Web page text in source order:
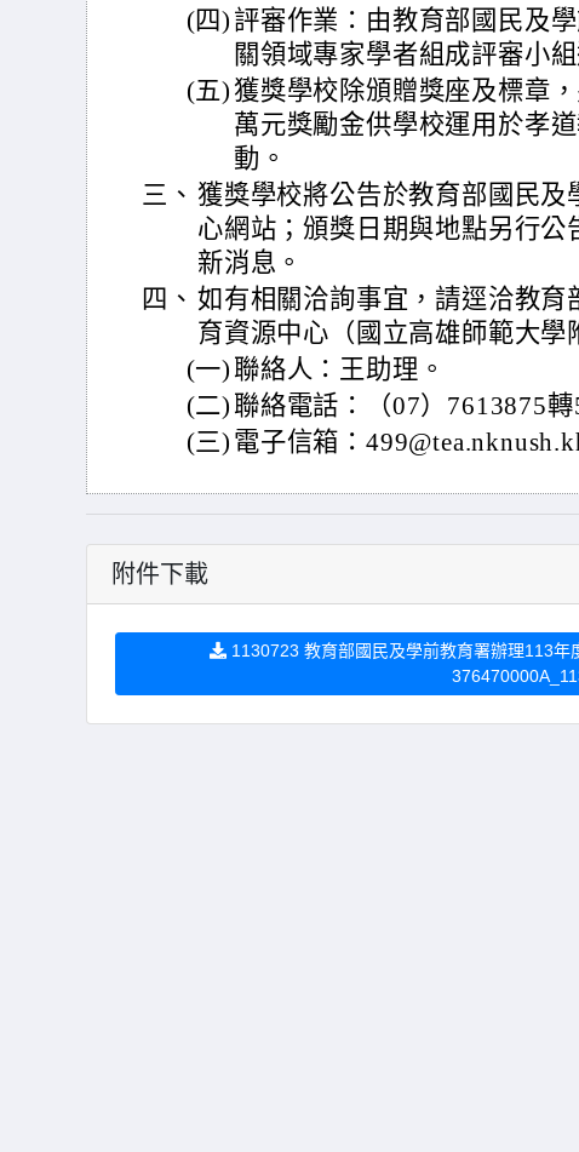
(四) 評審作業：由教育部國民及
關領域專家學者組成評審小
(五) 獲獎學校除頒贈獎座及標章
萬元獎勵金供學校運用於孝
動。
三、 獲獎學校將公告於教育部國民及
心網站；頒獎日期與地點另行公
新消息。
四、 如有相關洽詢事宜，請逕洽教
育資源中心（國立高雄師範大學
(一) 聯絡人：王助理。
(二) 聯絡電話：（07）7613875轉
(三) 電子信箱：
附件下載
1130723 教育部國民及學前教育署辦理113